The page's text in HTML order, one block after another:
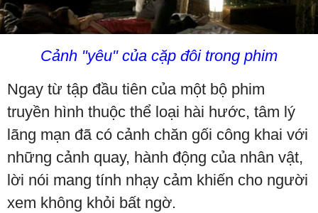
Cảnh "yêu" của cặp đôi trong phim
Ngay từ tập đầu tiên của một bộ phim
truyền hình thuộc thể loại hài hước, tâm lý
lãng mạn đã có cảnh chăn gối công khai với
những cảnh quay, hành động của nhân vật,
lời nói mang tính nhạy cảm khiến cho người
xem không khỏi bất ngờ.